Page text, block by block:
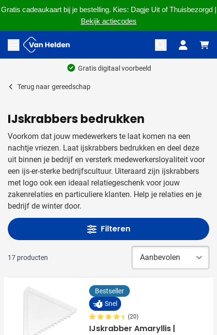
Gratis cadeaukaart bij je bestelling. Kies: Dagje Uit of Thuisbezorgd |
Bekijk actiecodes
Ga naar de inhoud
Menu openen
Ruim 60 jaar ervaring
Terug naar gereedschap
IJskrabbers bedrukken
Voorkom dat jouw medewerkers te laat komen na een
nachtje vriezen. Laat ijskrabbers bedrukken en deel deze
uit binnen je bedrijf en versterk medewerkersloyaliteit voor
een ijs-er-sterke bedrijfscultuur. Uiteraard zijn ijskrabbers
met logo ook een ideaal relatiegeschenk voor jouw
zakenrelaties en particuliere klanten. Help je relaties en je
bedrijf de winter door.
Filteren
17 producten
Bestseller
Snel
(20)
IJskrabber Amaryllis |